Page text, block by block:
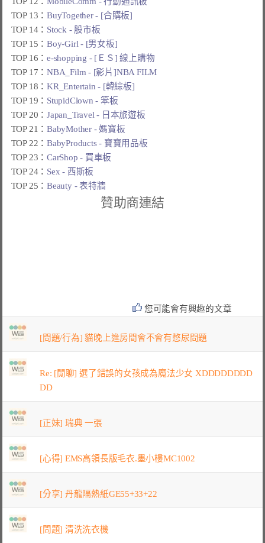
TOP 13：BuyTogether - [合購板]
TOP 14： Stock - 股市板
TOP 15：Boy-Girl - [男女板]
TOP 16：e-shopping - [ＥＳ] 線上購物
TOP 17：NBA_Film - [影片]NBA FILM
TOP 18：KR_Entertain - [韓綜板]
TOP 19： StupidClown - 笨板
TOP 20：Japan_Travel - 日本旅遊板
TOP 21：BabyMother - 媽寶板
TOP 22：BabyProducts - 寶寶用品板
TOP 23：CarShop - 買車板
TOP 24： Sex - 西斯板
TOP 25：Beauty - 表特牆
贊助商連結
您可能會有興趣的文章
[問題/行為] 貓晚上進房間會不會有憋尿問題
Re: [閒聊] 選了錯誤的女孩成為魔法少女 XDDDDDDDD
DD
[正妹] 瑞典 一張
[心得] EMS高領長版毛衣.墨小樓MC1002
[分享] 丹龍隔熱紙GE55+33+22
[問題] 清洗洗衣機